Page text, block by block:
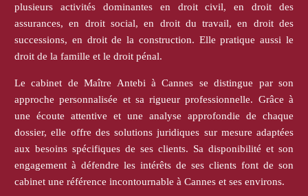
plusieurs activités dominantes en droit civil, en droit des
assurances, en droit social, en droit du travail, en droit des
successions, en droit de la construction. Elle pratique aussi le
droit de la famille et le droit pénal.
Le cabinet de Maître Antebi à Cannes se distingue par son
approche personnalisée et sa rigueur professionnelle. Grâce à
une écoute attentive et une analyse approfondie de chaque
dossier, elle offre des solutions juridiques sur mesure adaptées
aux besoins spécifiques de ses clients. Sa disponibilité et son
engagement à défendre les intérêts de ses clients font de son
cabinet une référence incontournable à Cannes et ses environs.